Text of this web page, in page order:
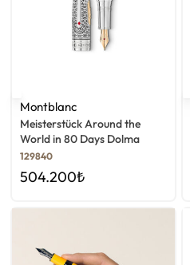
Montblanc
Meisterstück Around the
World in 80 Days Dolma
Kalem
129840
504.200₺